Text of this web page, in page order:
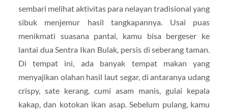
sembari melihat aktivitas para nelayan tradisional yang
sibuk menjemur hasil tangkapannya. Usai puas
menikmati suasana pantai, kamu bisa bergeser ke
lantai dua Sentra Ikan Bulak, persis di seberang taman.
Di tempat ini, ada banyak tempat makan yang
menyajikan olahan hasil laut segar, di antaranya udang
crispy, sate kerang, cumi asam manis, gulai kepala
kakap, dan kotokan ikan asap. Sebelum pulang, kamu